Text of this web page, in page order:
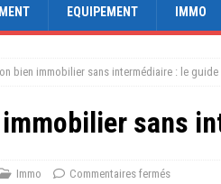
EQUIPEMENT IMMO
bien immobilier sans intermédiaire : le
sans
Immo Commentaires fermés